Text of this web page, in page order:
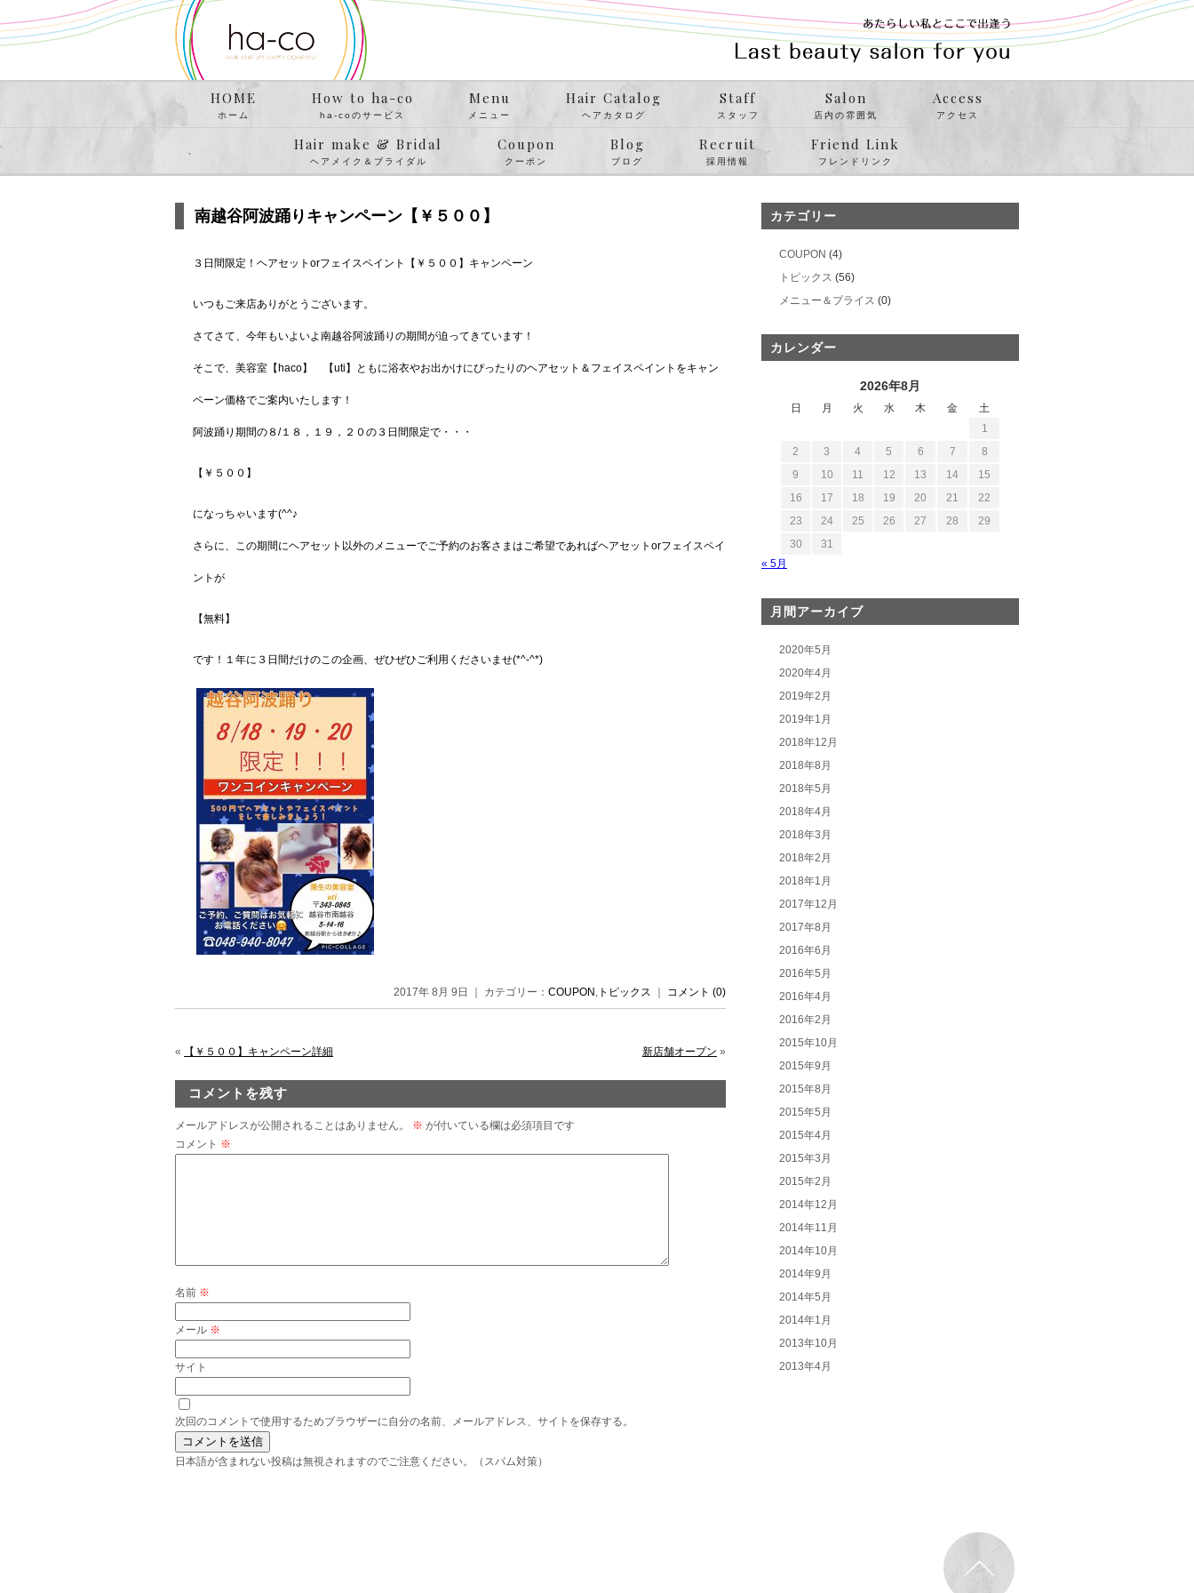
HOME
ホーム
How to ha-co
ha-coのサービス
Menu
メニュー
Hair Catalog
ヘアカタログ
Staff
スタッフ
Salon
店内の雰囲気
Access
アクセス
Hair make & Bridal
ヘアメイク＆ブライダル
Coupon
クーポン
Blog
ブログ
Recruit
採用情報
Friend Link
フレンドリンク
南越谷阿波踊りキャンペーン【￥５００】
３日間限定！ヘアセットorフェイスペイント【￥５００】キャンペーン
いつもご来店ありがとうございます。
さてさて、今年もいよいよ南越谷阿波踊りの期間が迫ってきています！
そこで、美容室【haco】 【uti】ともに浴衣やお出かけにぴったりのヘアセット＆フェイスペイントをキャン
ペーン価格でご案内いたします！
阿波踊り期間の８/１８，１９，２０の３日間限定で・・・
【￥５００】
になっちゃいます(^^♪
さらに、この期間にヘアセット以外のメニューでご予約のお客さまはご希望であればヘアセットorフェイスペイ
ントが
【無料】
です！１年に３日間だけのこの企画、ぜひぜひご利用くださいませ(*^-^*)
2017年 8月 9日 ｜ カテゴリー： COUPON , トピックス コメント (0)
« 【￥５００】キャンペーン詳細 新店舗オープン »
コメントを残す
メールアドレスが公開されることはありません。 ※ が付いている欄は必須項目です
コメント ※
名前 ※
メール ※
サイト
次回のコメントで使用するためブラウザーに自分の名前、メールアドレス、サイトを保存する。
日本語が含まれない投稿は無視されますのでご注意ください。（スパム対策）
カテゴリー
COUPON (4)
トピックス (56)
メニュー＆プライス (0)
カレンダー
2026年8月
日 月 火 水 木 金
土
1
2
3 4 5 6 7
8
9
10 11 12 13 14
15
16
17 18 19 20 21
22
23
24 25 26 27 28
29
30
31
« 5月
月間アーカイブ
2020年5月
2020年4月
2019年2月
2019年1月
2018年12月
2018年8月
2018年5月
2018年4月
2018年3月
2018年2月
2018年1月
2017年12月
2017年8月
2016年6月
2016年5月
2016年4月
2016年2月
2015年10月
2015年9月
2015年8月
2015年5月
2015年4月
2015年3月
2015年2月
2014年12月
2014年11月
2014年10月
2014年9月
2014年5月
2014年1月
2013年10月
2013年4月